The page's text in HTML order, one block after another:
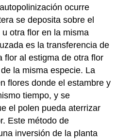
autopolinización ocurre
se deposita sobre el
otra flor en la misma
es la transferencia de
flor al estigma de otra flor
la misma especie. La
flores donde el estambre y
tiempo, y se
el polen pueda aterrizar
Este método de
inversión de la planta